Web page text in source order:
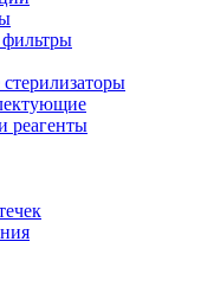
реагенты